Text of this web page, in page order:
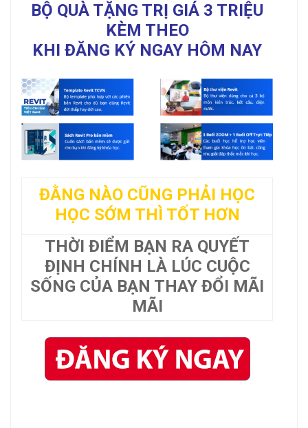
BỘ QUÀ TẶNG TRỊ GIÁ 3 TRIỆU
KÈM THEO
KHI ĐĂNG KÝ NGAY HÔM NAY
ĐẰNG NÀO CŨNG PHẢI HỌC
HỌC SỚM THÌ TỐT HƠN
THỜI ĐIỂM BẠN RA QUYẾT
ĐỊNH CHÍNH LÀ LÚC CUỘC
SỐNG CỦA BẠN THAY ĐỔI MÃI
MÃI